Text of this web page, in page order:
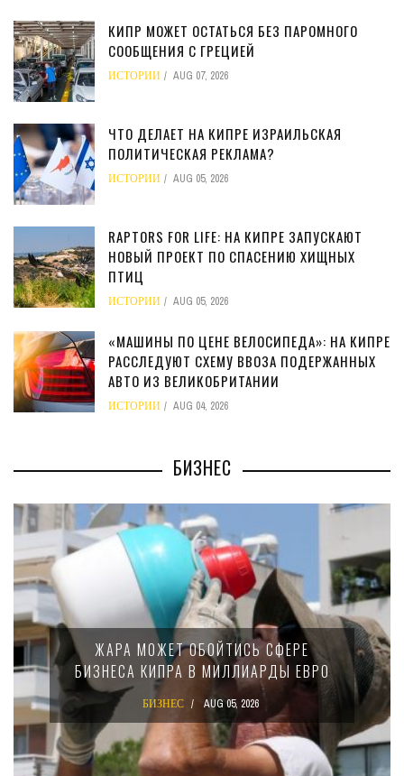
КИПР МОЖЕТ ОСТАТЬСЯ БЕЗ ПАРОМНОГО
СООБЩЕНИЯ С ГРЕЦИЕЙ
ИСТОРИИ AUG 07, 2026
ЧТО ДЕЛАЕТ НА КИПРЕ ИЗРАИЛЬСКАЯ
ПОЛИТИЧЕСКАЯ РЕКЛАМА?
ИСТОРИИ AUG 05, 2026
RAPTORS FOR LIFE: НА КИПРЕ ЗАПУСКАЮТ
НОВЫЙ ПРОЕКТ ПО СПАСЕНИЮ ХИЩНЫХ
ПТИЦ
ИСТОРИИ AUG 05, 2026
«МАШИНЫ ПО ЦЕНЕ ВЕЛОСИПЕДА»: НА КИПРЕ
РАССЛЕДУЮТ СХЕМУ ВВОЗА ПОДЕРЖАННЫХ
АВТО ИЗ ВЕЛИКОБРИТАНИИ
ИСТОРИИ AUG 04, 2026
БИЗНЕС
ЖАРА МОЖЕТ ОБОЙТИСЬ СФЕРЕ
БИЗНЕСА КИПРА В МИЛЛИАРДЫ ЕВРО
БИЗНЕС AUG 05, 2026